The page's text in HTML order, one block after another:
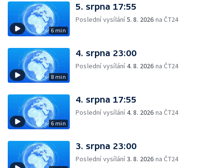
6 min
5. srpna 17:55
Poslední vysílání5. 8. 2026 na ČT24
8 min
4. srpna 23:00
Poslední vysílání4. 8. 2026 na ČT24
6 min
4. srpna 17:55
Poslední vysílání4. 8. 2026 na ČT24
3. srpna 23:00
Poslední vysílání3. 8. 2026 na ČT24